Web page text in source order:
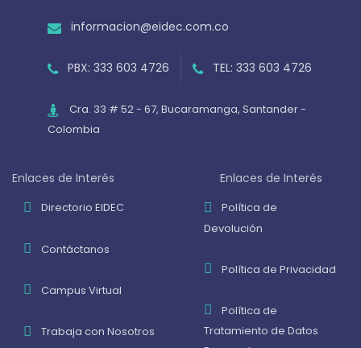
informacion@eidec.com.co
PBX: 333 603 4726 TEL: 333 603 4726
Cra. 33 # 52 - 67, Bucaramanga, Santander -
Colombia
Enlaces de Interés
Directorio EIDEC
Contáctanos
Campus Virtual
Trabaja con Nosotros
Enlaces de Interés
Política de
Devolución
Política de Privacidad
Política de
Tratamiento de Datos